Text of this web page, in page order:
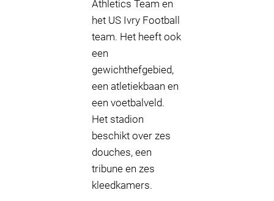
Athletics Team en
het US Ivry Football
team. Het heeft ook
een
gewichthefgebied,
een atletiekbaan en
een voetbalveld.
Het stadion
beschikt over zes
douches, een
tribune en zes
kleedkamers.